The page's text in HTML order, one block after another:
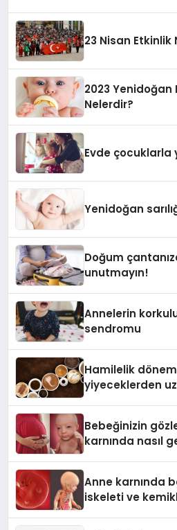
23 Nisan
2023
Nelerdir?
Evde çocuklarla
Yenidoğan
Doğum
unutmayın!
Annelerin
sendromu
Hamilelik
yiyeceklerden
Bebeğinizin
karnında nasıl
Anne karnında
iskeleti ve